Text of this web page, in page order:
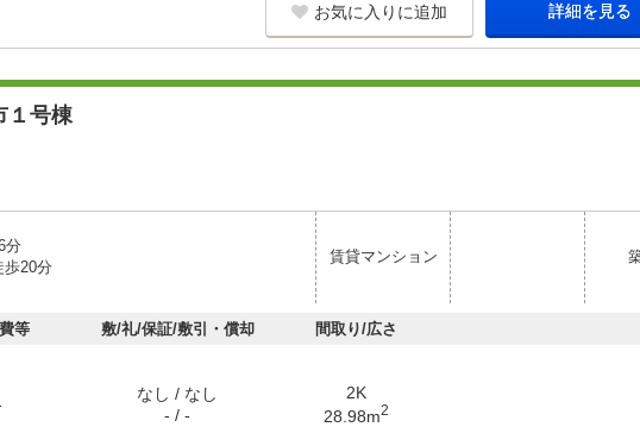
お気に入りに追加 詳細を見る
１号棟
分
20分
賃貸マンション
等 敷/礼/保証/敷引・償却 間取り/広さ
なし / なし
- / -
2K
28.98m2